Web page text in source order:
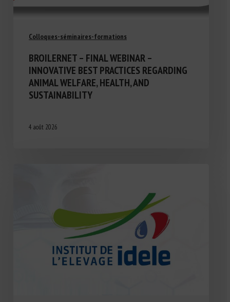
Colloques-séminaires-formations
BROILERNET – FINAL WEBINAR –
INNOVATIVE BEST PRACTICES REGARDING
ANIMAL WELFARE, HEALTH, AND
SUSTAINABILITY
4 août 2026